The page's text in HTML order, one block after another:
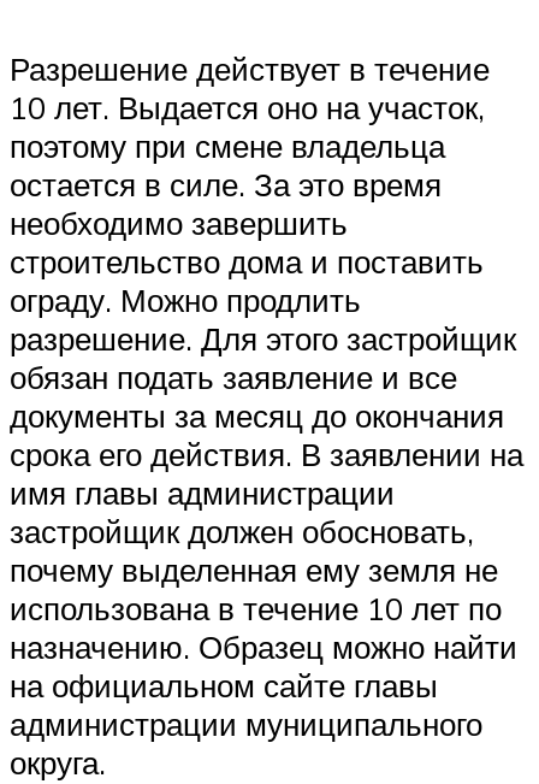
Разрешение действует в течение
10 лет. Выдается оно на участок,
поэтому при смене владельца
остается в силе. За это время
необходимо завершить
строительство дома и поставить
ограду. Можно продлить
разрешение. Для этого застройщик
обязан подать заявление и все
документы за месяц до окончания
срока его действия. В заявлении на
имя главы администрации
застройщик должен обосновать,
почему выделенная ему земля не
использована в течение 10 лет по
назначению. Образец можно найти
на официальном сайте главы
администрации муниципального
округа.